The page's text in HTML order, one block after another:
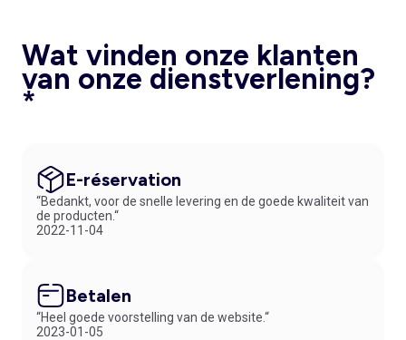
Wat vinden onze klanten
van onze dienstverlening?
*
E-réservation
“Bedankt, voor de snelle levering en de goede kwaliteit van
de producten.“
2022-11-04
Betalen
“Heel goede voorstelling van de website.“
2023-01-05